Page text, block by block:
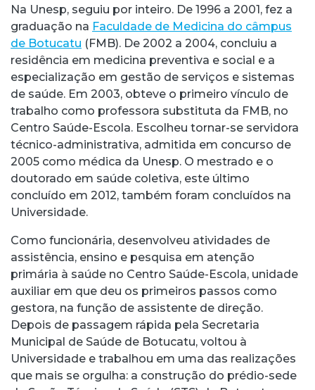
Na Unesp, seguiu por inteiro. De 1996 a 2001, fez a
graduação na Faculdade de Medicina do câmpus
de Botucatu (FMB). De 2002 a 2004, concluiu a
residência em medicina preventiva e social e a
especialização em gestão de serviços e sistemas
de saúde. Em 2003, obteve o primeiro vínculo de
trabalho como professora substituta da FMB, no
Centro Saúde-Escola. Escolheu tornar-se servidora
técnico-administrativa, admitida em concurso de
2005 como médica da Unesp. O mestrado e o
doutorado em saúde coletiva, este último
concluído em 2012, também foram concluídos na
Universidade.
Como funcionária, desenvolveu atividades de
assistência, ensino e pesquisa em atenção
primária à saúde no Centro Saúde-Escola, unidade
auxiliar em que deu os primeiros passos como
gestora, na função de assistente de direção.
Depois de passagem rápida pela Secretaria
Municipal de Saúde de Botucatu, voltou à
Universidade e trabalhou em uma das realizações
que mais se orgulha: a construção do prédio-sede